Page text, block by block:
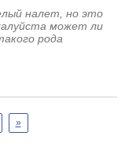
налет, но это
может ли
рода
»